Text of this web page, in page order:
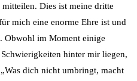
Dies ist meine dritte
mich eine enorme Ehre ist und
Obwohl im Moment einige
hinter mir liegen,
dich nicht umbringt, macht